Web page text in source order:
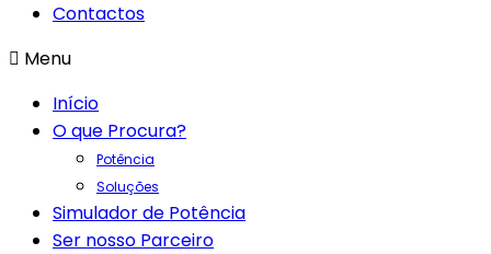
Contactos
Menu
Início
O que Procura?
Potência
Soluções
Simulador de Potência
Ser nosso Parceiro